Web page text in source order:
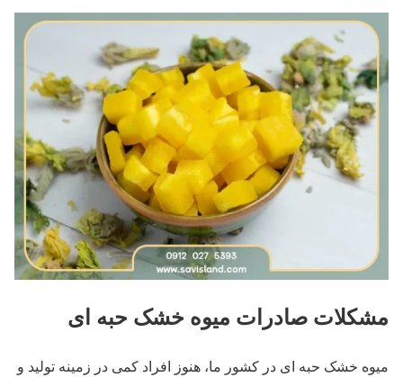
مشکلات صادرات میوه خشک حبه ای
میوه خشک حبه ای در کشور ما، هنوز افراد کمی در زمینه تولید و